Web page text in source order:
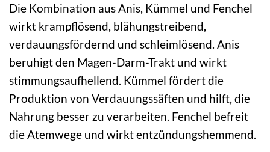
Die Kombination aus Anis, Kümmel und Fenchel
wirkt krampflösend, blähungstreibend,
verdauungsfördernd und schleimlösend. Anis
beruhigt den Magen-Darm-Trakt und wirkt
stimmungsaufhellend. Kümmel fördert die
Produktion von Verdauungssäften und hilft, die
Nahrung besser zu verarbeiten. Fenchel befreit
die Atemwege und wirkt entzündungshemmend.